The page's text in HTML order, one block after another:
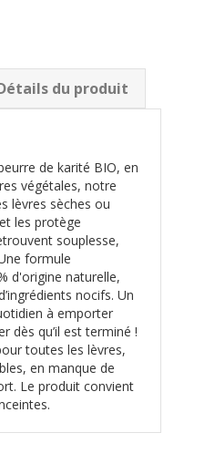
du produit
de karité BIO, en
végétales, notre
lèvres sèches ou
les protège
souplesse,
formule
d'origine naturelle,
nocifs. Un
à emporter
dès qu’il est terminé !
toutes les lèvres,
en manque de
Le produit convient